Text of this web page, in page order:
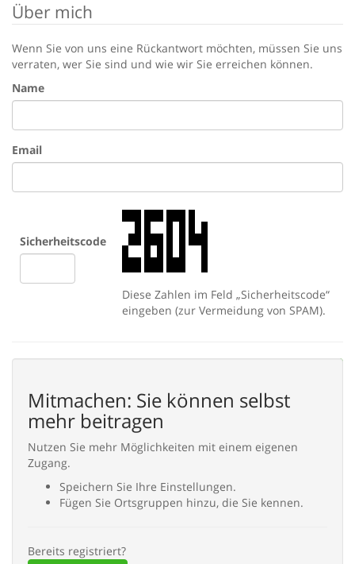
Über mich
Wenn Sie von uns eine Rückantwort möchten, müssen Sie uns
verraten, wer Sie sind und wie wir Sie erreichen können.
Name
Email
Sicherheitscode
Diese Zahlen im Feld „Sicherheitscode“
eingeben (zur Vermeidung von SPAM).
Mitmachen: Sie können selbst
mehr beitragen
Nutzen Sie mehr Möglichkeiten mit einem eigenen
Zugang.
Speichern Sie Ihre Einstellungen.
Fügen Sie Ortsgruppen hinzu, die Sie kennen.
Bereits registriert?